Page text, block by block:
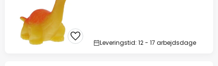
Leveringstid: 12 - 17 arbejdsdage